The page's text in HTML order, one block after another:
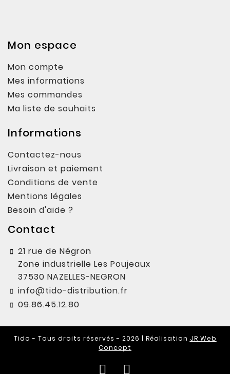
Mon espace
Mon compte
Mes informations
Mes commandes
Ma liste de souhaits
Informations
Contactez-nous
Livraison et paiement
Conditions de vente
Mentions légales
Besoin d'aide ?
Contact
21 rue de Négron
Zone industrielle Les Poujeaux
37530 NAZELLES-NEGRON
info@tido-distribution.fr
09.86.45.12.80
Tido - Tous droits réservés - 2026 | Réalisation JR Web
Concept